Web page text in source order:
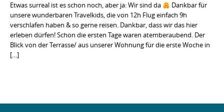
Etwas surreal ist es schon noch, aber ja: Wir sind da
Dankbar für
unsere wunderbaren Travelkids, die von 12h Flug einfach 9h
verschlafen haben & so gerne reisen. Dankbar, dass wir das hier
erleben dürfen! Schon die ersten Tage waren atemberaubend. Der
Blick von der Terrasse/ aus unserer Wohnung für die erste Woche in
[…]